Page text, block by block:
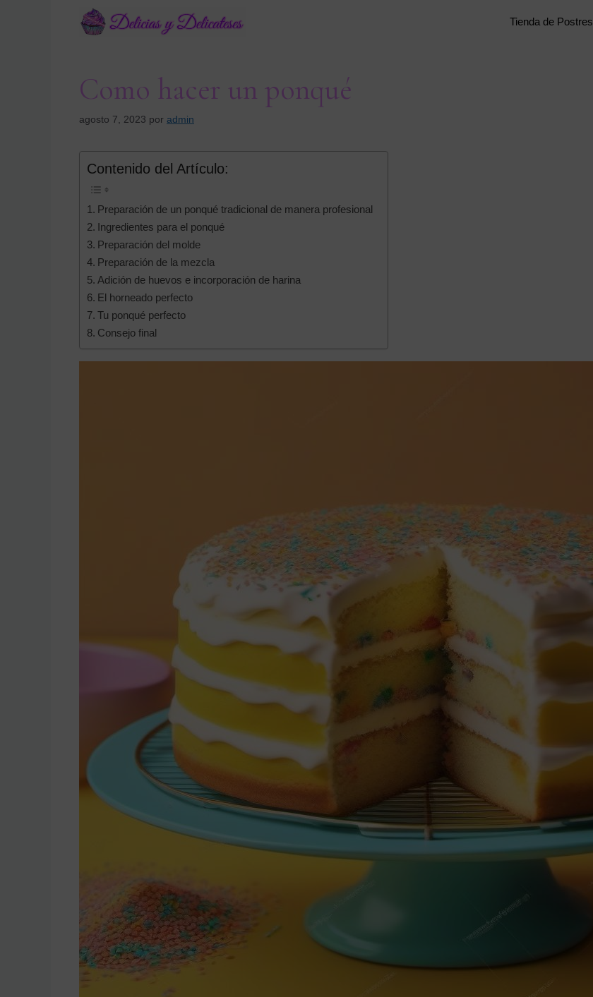
Tienda de Postres
Como hacer un ponqué
agosto 7, 2023 por admin
Contenido del Artículo:
Preparación de un ponqué tradicional de manera profesional
Ingredientes para el ponqué
Preparación del molde
Preparación de la mezcla
Adición de huevos e incorporación de harina
El horneado perfecto
Tu ponqué perfecto
Consejo final